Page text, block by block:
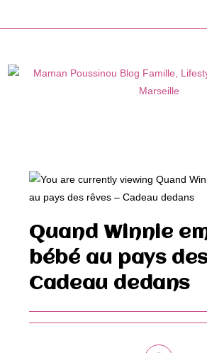
Quand Winnie
bébé au pays
Cadeau dedans